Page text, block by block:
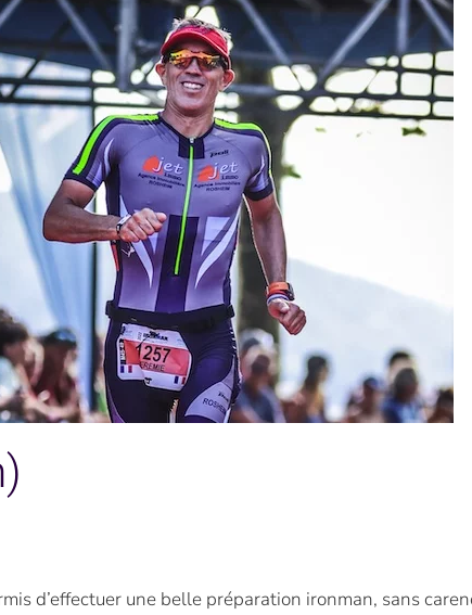
d’effectuer une belle préparation ironman, sans